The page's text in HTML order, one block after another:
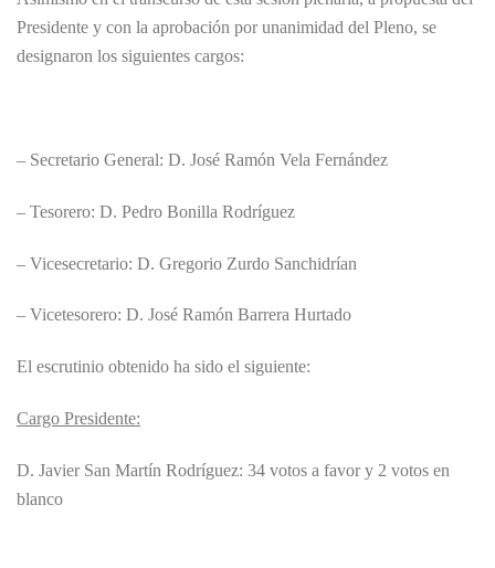
Presidente y con la aprobación por unanimidad del Pleno, se
designaron los siguientes cargos:
– Secretario General: D. José Ramón Vela Fernández
– Tesorero: D. Pedro Bonilla Rodríguez
– Vicesecretario: D. Gregorio Zurdo Sanchidrían
– Vicetesorero: D. José Ramón Barrera Hurtado
El escrutinio obtenido ha sido el siguiente:
Cargo Presidente:
D. Javier San Martín Rodríguez: 34 votos a favor y 2 votos en
blanco